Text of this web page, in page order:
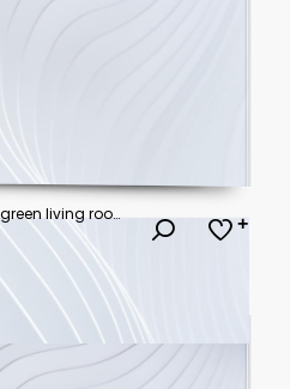
Chair and turquoise sofa in green living room interior with leaves wallpaper and table. Real photo